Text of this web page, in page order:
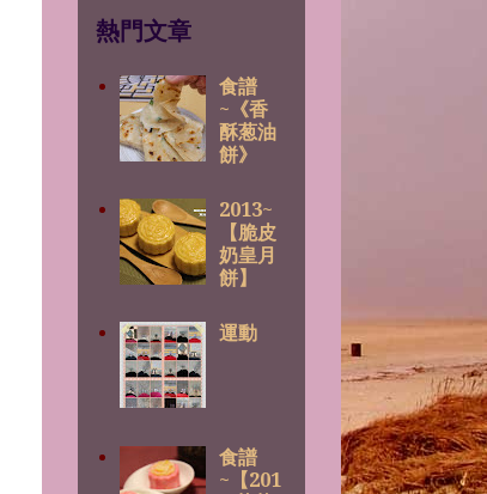
熱門文章
食譜
~《香
酥葱油
餅》
2013~
【脆皮
奶皇月
餅】
運動
食譜
~【201